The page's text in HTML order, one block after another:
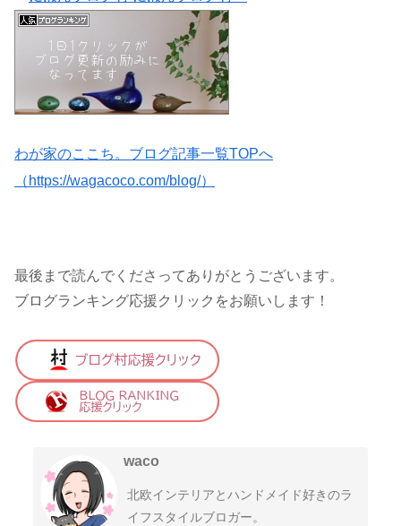
わが家のここち。ブログ記事一覧TOPへ
（https://wagacoco.com/blog/）
最後まで読んでくださってありがとうございます。
ブログランキング応援クリックをお願いします！
waco
北欧インテリアとハンドメイド好きのラ
イフスタイルブロガー。